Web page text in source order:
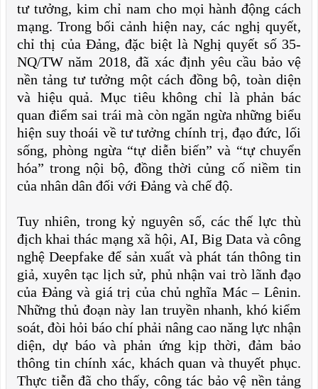
tư tưởng, kim chỉ nam cho mọi hành động cách
mạng. Trong bối cảnh hiện nay, các nghị quyết,
chỉ thị của Đảng, đặc biệt là Nghị quyết số 35-
NQ/TW năm 2018, đã xác định yêu cầu bảo vệ
nền tảng tư tưởng một cách đồng bộ, toàn diện
và hiệu quả. Mục tiêu không chỉ là phản bác
quan điểm sai trái mà còn ngăn ngừa những biểu
hiện suy thoái về tư tưởng chính trị, đạo đức, lối
sống, phòng ngừa “tự diễn biến” và “tự chuyển
hóa” trong nội bộ, đồng thời củng cố niềm tin
của nhân dân đối với Đảng và chế độ.
Tuy nhiên, trong kỷ nguyên số, các thế lực thù
địch khai thác mạng xã hội, AI, Big Data và công
nghệ Deepfake để sản xuất và phát tán thông tin
giả, xuyên tạc lịch sử, phủ nhận vai trò lãnh đạo
của Đảng và giá trị của chủ nghĩa Mác – Lênin.
Những thủ đoạn này lan truyền nhanh, khó kiểm
soát, đòi hỏi báo chí phải nâng cao năng lực nhận
diện, dự báo và phản ứng kịp thời, đảm bảo
thông tin chính xác, khách quan và thuyết phục.
Thực tiễn đã cho thấy, công tác bảo vệ nền tảng